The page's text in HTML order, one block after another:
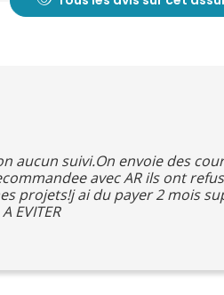
aucun suivi.On envoie des
avec AR ils ont
projets!j ai du payer 2 mois
EVITER